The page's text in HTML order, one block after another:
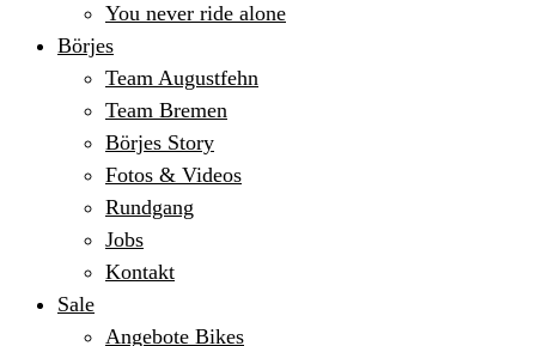
You never ride alone
Börjes
Team Augustfehn
Team Bremen
Börjes Story
Fotos & Videos
Rundgang
Jobs
Kontakt
Sale
Angebote Bikes